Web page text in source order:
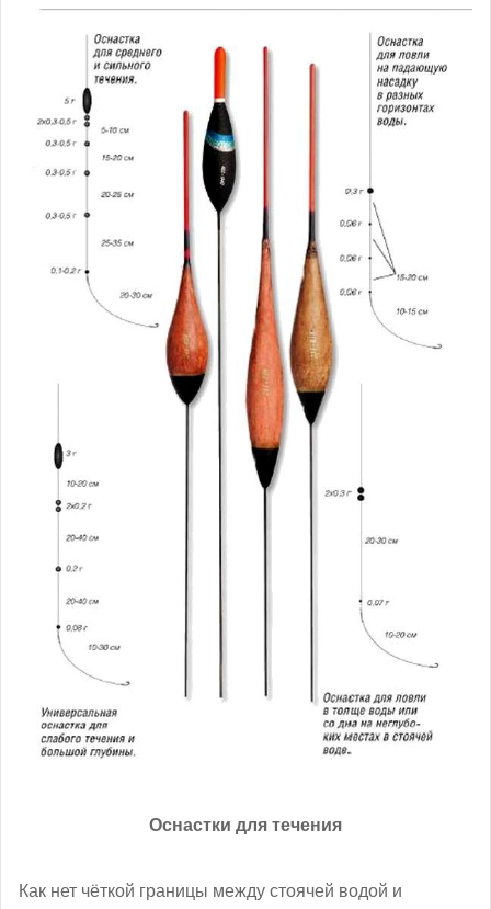
Оснастки для течения
Как нет чёткой границы между стоячей водой и